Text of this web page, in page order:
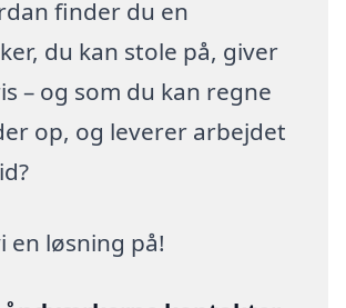
finder du en
du kan stole på, giver
– og som du kan regne
op, og leverer arbejdet
en løsning på!